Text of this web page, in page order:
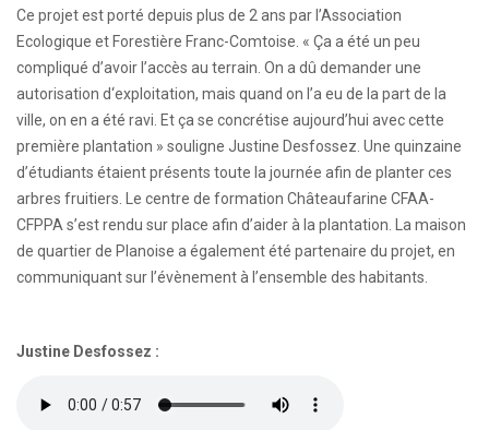
Ce projet est porté depuis plus de 2 ans par l’Association
Ecologique et Forestière Franc-Comtoise. « Ça a été un peu
compliqué d’avoir l’accès au terrain. On a dû demander une
autorisation d‘exploitation, mais quand on l’a eu de la part de la
ville, on en a été ravi. Et ça se concrétise aujourd’hui avec cette
première plantation » souligne Justine Desfossez. Une quinzaine
d’étudiants étaient présents toute la journée afin de planter ces
arbres fruitiers. Le centre de formation Châteaufarine CFAA-
CFPPA s’est rendu sur place afin d’aider à la plantation. La maison
de quartier de Planoise a également été partenaire du projet, en
communiquant sur l’évènement à l’ensemble des habitants.
Justine Desfossez :